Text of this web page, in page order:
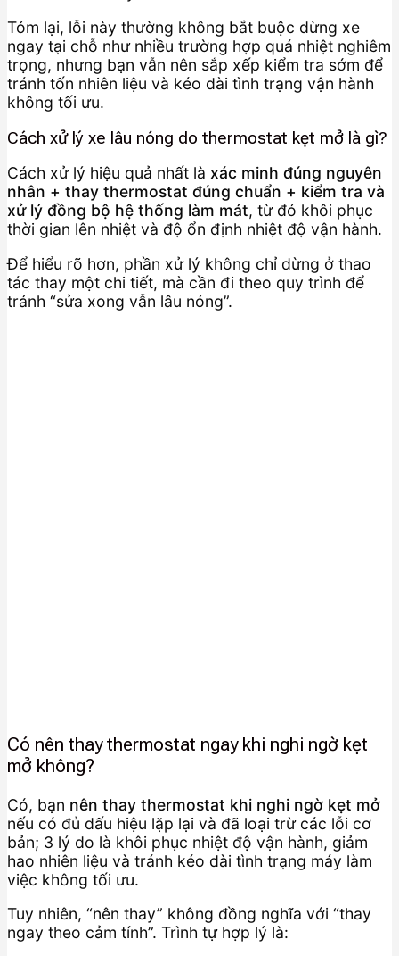
Tóm lại, lỗi này thường không bắt buộc dừng xe
ngay tại chỗ như nhiều trường hợp quá nhiệt nghiêm
trọng, nhưng bạn vẫn nên sắp xếp kiểm tra sớm để
tránh tốn nhiên liệu và kéo dài tình trạng vận hành
không tối ưu.
Cách xử lý xe lâu nóng do thermostat kẹt mở là gì?
Cách xử lý hiệu quả nhất là xác minh đúng nguyên
nhân + thay thermostat đúng chuẩn + kiểm tra và
xử lý đồng bộ hệ thống làm mát, từ đó khôi phục
thời gian lên nhiệt và độ ổn định nhiệt độ vận hành.
Để hiểu rõ hơn, phần xử lý không chỉ dừng ở thao
tác thay một chi tiết, mà cần đi theo quy trình để
tránh “sửa xong vẫn lâu nóng”.
Có nên thay thermostat ngay khi nghi ngờ kẹt
mở không?
Có, bạn nên thay thermostat khi nghi ngờ kẹt mở
nếu có đủ dấu hiệu lặp lại và đã loại trừ các lỗi cơ
bản; 3 lý do là khôi phục nhiệt độ vận hành, giảm
hao nhiên liệu và tránh kéo dài tình trạng máy làm
việc không tối ưu.
Tuy nhiên, “nên thay” không đồng nghĩa với “thay
ngay theo cảm tính”. Trình tự hợp lý là: